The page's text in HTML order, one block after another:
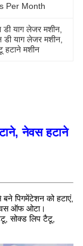
Per Month
डी याग लेजर मशीन
डी याग लेजर मशीन
हटाने मशीन
नेवस हटाने
बने पिगमेंटेशन को हटाएं,
ऑफ ओटा।
सोक्ड लिप टैटू,